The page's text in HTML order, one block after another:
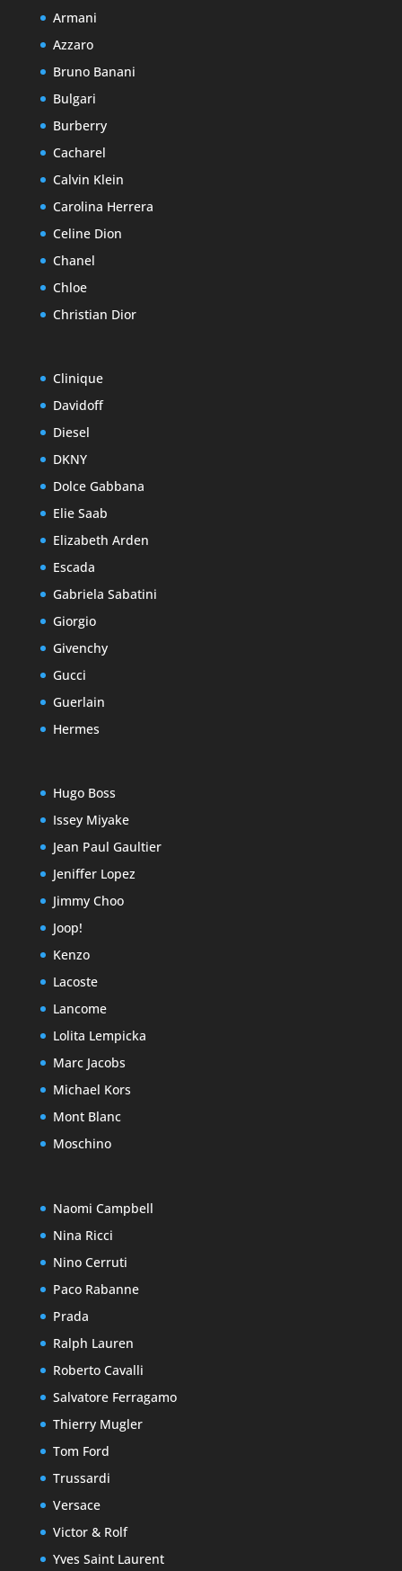
Armani
Azzaro
Bruno Banani
Bulgari
Burberry
Cacharel
Calvin Klein
Carolina Herrera
Celine Dion
Chanel
Chloe
Christian Dior
Clinique
Davidoff
Diesel
DKNY
Dolce Gabbana
Elie Saab
Elizabeth Arden
Escada
Gabriela Sabatini
Giorgio
Givenchy
Gucci
Guerlain
Hermes
Hugo Boss
Issey Miyake
Jean Paul Gaultier
Jeniffer Lopez
Jimmy Choo
Joop!
Kenzo
Lacoste
Lancome
Lolita Lempicka
Marc Jacobs
Michael Kors
Mont Blanc
Moschino
Naomi Campbell
Nina Ricci
Nino Cerruti
Paco Rabanne
Prada
Ralph Lauren
Roberto Cavalli
Salvatore Ferragamo
Thierry Mugler
Tom Ford
Trussardi
Versace
Victor & Rolf
Yves Saint Laurent